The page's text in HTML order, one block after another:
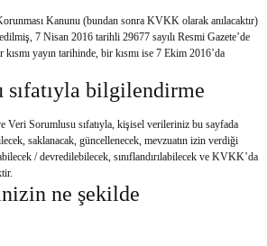
Kanunu (bundan sonra KVKK olarak anılacaktır)
7 Nisan 2016 tarihli 29677 sayılı Resmi Gazete’de
yayın tarihinde, bir kısmı ise 7 Ekim 2016’da
sıfatıyla bilgilendirme
Veri Sorumlusu sıfatıyla, kişisel verileriniz bu sayfada
saklanacak, güncellenecek, mevzuatın izin verdiği
/ devredilebilecek, sınıflandırılabilecek ve KVKK’da
ne şekilde